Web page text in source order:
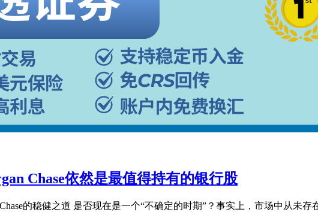
Chase依然是最值得持有的银行股
的稳健之道 是否现在是一个“不确定的时期”？事实上，市场中从未